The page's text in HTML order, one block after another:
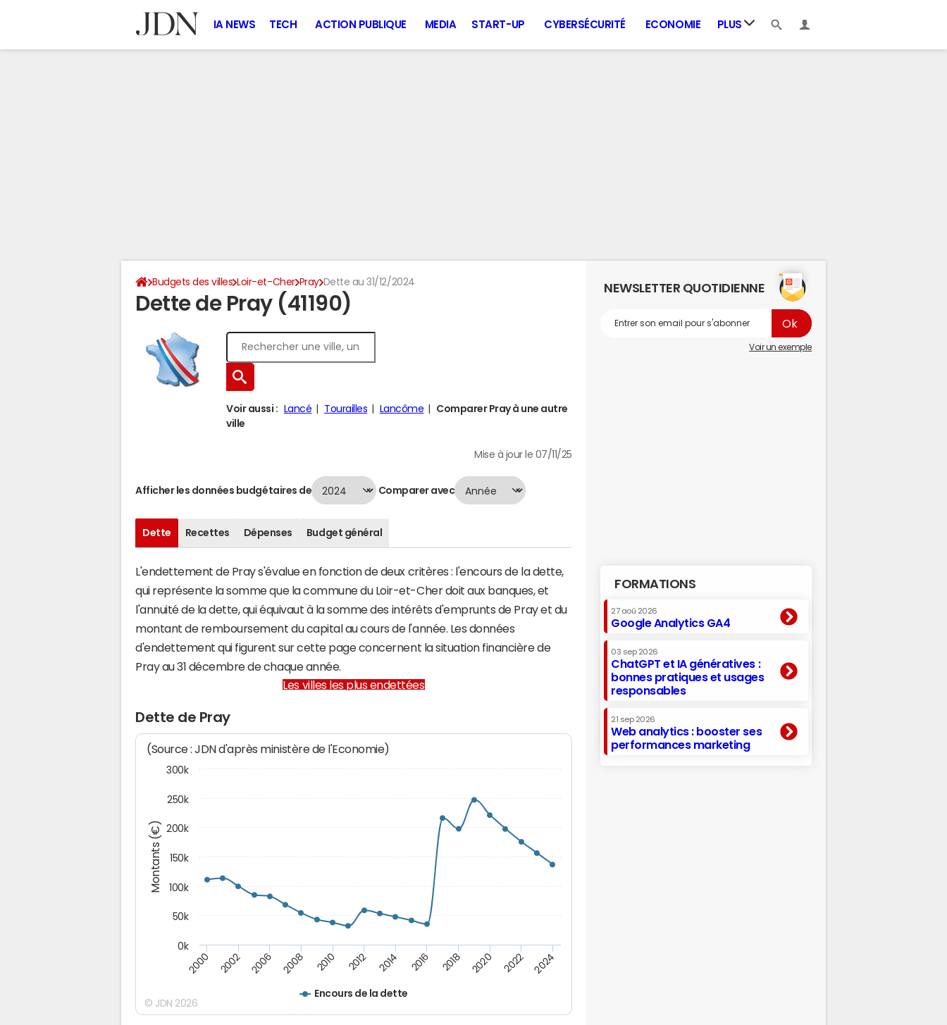
IA NEWS TECH ACTION PUBLIQUE MEDIA START-UP CYBERSÉCURITÉ ECONOMIE PLUS
Budgets des villes Loir-et-Cher Pray Dette au 31/12/2024
Dette de Pray (41190)
Voir aussi : Lancé Tourailles Lancôme
Comparer Pray à une autre
ville
Mise à jour le 07/11/25
Afficher les données budgétaires de Comparer avec
Dette Recettes Dépenses Budget général
L'endettement de Pray s'évalue en fonction de deux critères : l'encours de la dette,
qui représente la somme que la commune du Loir-et-Cher doit aux banques, et
l'annuité de la dette, qui équivaut à la somme des intérêts d'emprunts de Pray et du
montant de remboursement du capital au cours de l'année. Les données
d'endettement qui figurent sur cette page concernent la situation financière de
Pray au 31 décembre de chaque année.
Les villes les plus endettées
Dette de Pray
Montants (€)
(Source : JDN d'après ministère de l'Economie)
Encours de la dette
2000 2002 2006 2008 2010 2012 2014 2016 2018 2020 2022 2024
0k
50k
100k
150k
200k
250k
300k
© JDN 2026
NEWSLETTER QUOTIDIENNE
Voir un exemple
FORMATIONS
27 aoû 2026
Google Analytics GA4
03 sep 2026
ChatGPT et IA génératives :
bonnes pratiques et usages
responsables
21 sep 2026
Web analytics : booster ses
performances marketing